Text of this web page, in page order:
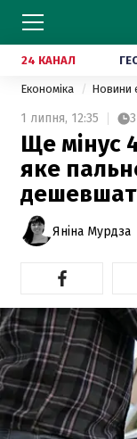
24 КАНАЛ
Економіка Новини
1 липня, 12:35 3
Ще мінус
яке
Яніна Мурдза